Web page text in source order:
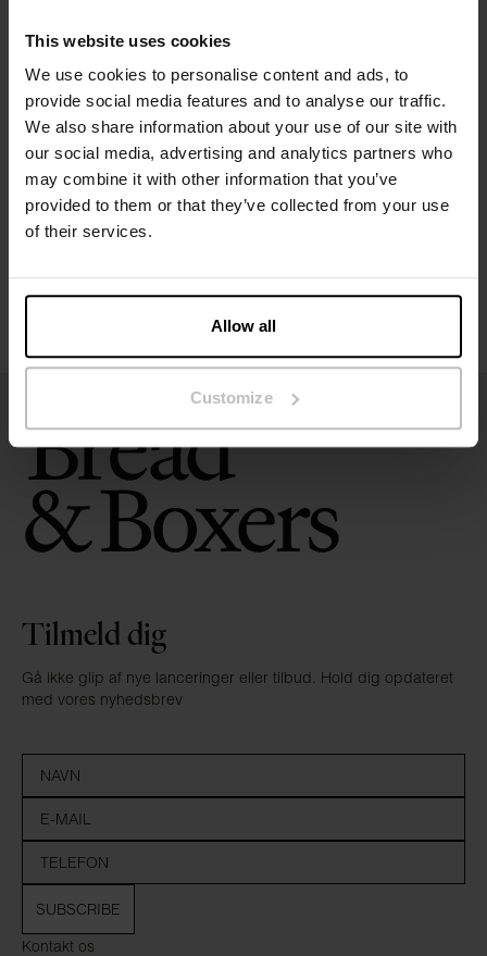
This website uses cookies
We use cookies to personalise content and ads, to
provide social media features and to analyse our traffic.
We also share information about your use of our site with
our social media, advertising and analytics partners who
may combine it with other information that you’ve
provided to them or that they’ve collected from your use
of their services.
Allow all
Customize
Modellen på billedet er 185 cm høj og bruger størrelse M.
Specifikation
Størrelsesguide
Vaskeanvisninger
Kontakt os
Tilmeld dig
Gå ikke glip af nye lanceringer eller tilbud. Hold dig opdateret
med vores nyhedsbrev
SUBSCRIBE